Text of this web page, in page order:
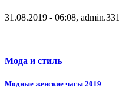
31.08.2019 - 06:08, admin.331
Мода и стиль
Модные женские часы 2019